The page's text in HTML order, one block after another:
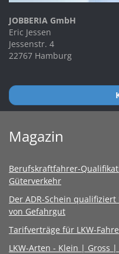
JOBBERIA GmbH
Eric Jessen
Jessenstr. 4
22767 Hamburg
Magazin
Berufskraftfahrer-
Güterverkehr
Der ADR-Schein
von Gefahrgut
Tarifverträge für LKW-
LKW-Arten - Klein | Gross |